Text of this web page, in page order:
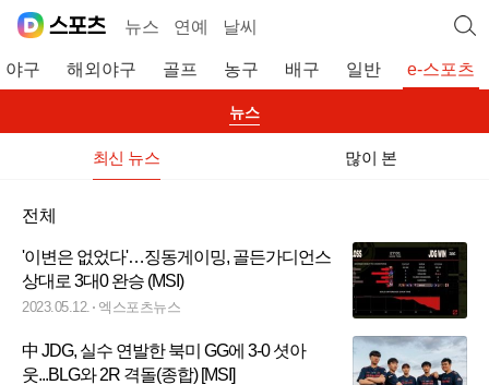
뉴스 연예 날씨
야구 해외야구 골프 농구 배구 일반 e-스포츠
뉴스
최신 뉴스 많이 본
전체
'이변은 없었다'…징동게이밍, 골든가디언스
상대로 3대0 완승 (MSI)
2023.05.12. 엑스포츠뉴스
中 JDG, 실수 연발한 북미 GG에 3-0 셧아
웃...BLG와 2R 격돌(종합) [MSI]